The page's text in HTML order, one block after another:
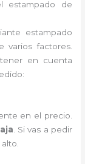
estampado de
estampado
varios factores.
en cuenta
en el precio.
. Si vas a pedir